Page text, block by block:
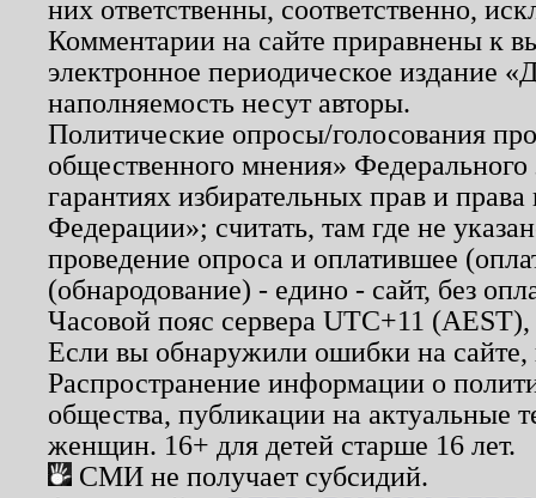
них ответственны, соответственно,
Комментарии на сайте приравнены к
электронное периодическое издание
наполняемость несут авторы.
Политические опросы/голосования
общественного мнения»
гарантиях избирательных прав и
Федерации»; считать, там где не
проведение опроса и оплатившее
(обнародование) - едино - сайт, без
Часовой пояс сервера UTC+11
Если вы обнаружили ошибки на
Распространение информации о
общества, публикации на актуальные
женщин. 16+ для детей старше 16 лет.
СМИ не получает субсидий.